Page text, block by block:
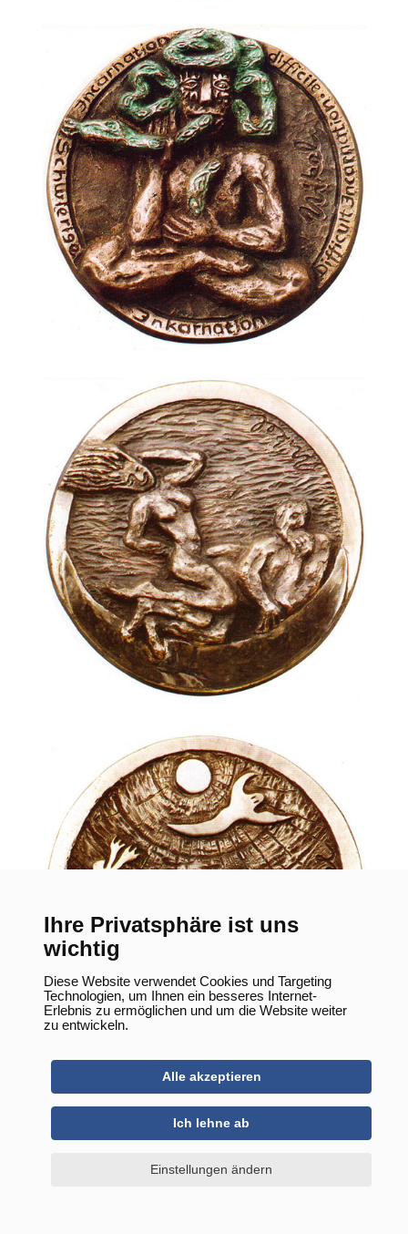
Ihre Privatsphäre ist uns
wichtig
Diese Website verwendet Cookies und Targeting
Technologien, um Ihnen ein besseres Internet-
Erlebnis zu ermöglichen und um die Website weiter
zu entwickeln.
Alle akzeptieren
Ich lehne ab
Einstellungen ändern